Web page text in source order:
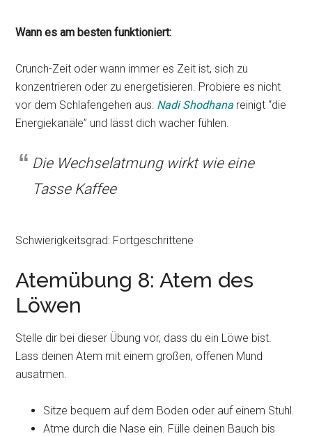
Wann es am besten funktioniert:
Crunch-Zeit oder wann immer es Zeit ist, sich zu
konzentrieren oder zu energetisieren. Probiere es nicht
vor dem Schlafengehen aus: Nadi Shodhana reinigt “die
Energiekanäle” und lässt dich wacher fühlen.
Die Wechselatmung wirkt wie eine
Tasse Kaffee
Schwierigkeitsgrad: Fortgeschrittene
Atemübung 8: Atem des
Löwen
Stelle dir bei dieser Übung vor, dass du ein Löwe bist.
Lass deinen Atem mit einem großen, offenen Mund
ausatmen.
Sitze bequem auf dem Boden oder auf einem Stuhl.
Atme durch die Nase ein. Fülle deinen Bauch bis